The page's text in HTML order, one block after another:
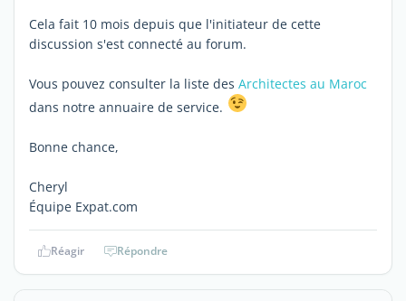
Cela fait 10 mois depuis que l'initiateur de cette
discussion s'est connecté au forum.
Vous pouvez consulter la liste des Architectes au Maroc
dans notre annuaire de service.
Bonne chance,
Cheryl
Équipe Expat.com
Réagir Répondre